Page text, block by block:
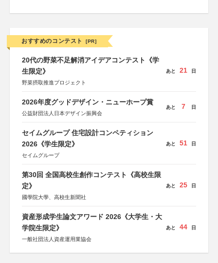
おすすめのコンテスト [PR]
20代の野菜不足解消アイデアコンテスト《学
生限定》
野菜摂取推進プロジェクト
あと 21 日
2026年度グッドデザイン・ニューホープ賞
公益財団法人日本デザイン振興会
あと 7 日
セイムグループ 住宅設計コンペティション
2026《学生限定》
セイムグループ
あと 51 日
第30回 全国高校生創作コンテスト《高校生限
定》
國學院大學、高校生新聞社
あと 25 日
資産形成学生論文アワード 2026《大学生・大
学院生限定》
一般社団法人資産運用業協会
あと 44 日